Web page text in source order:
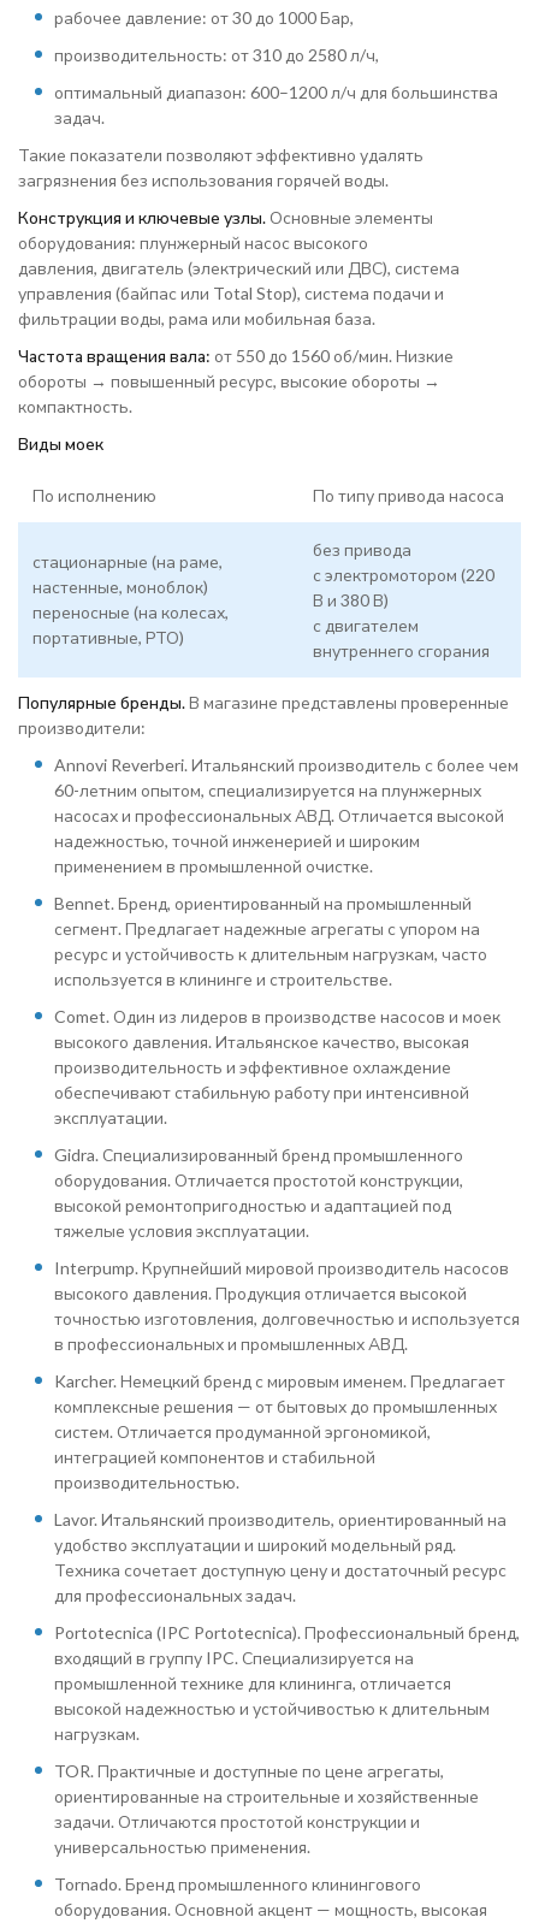
рабочее давление: от 30 до 1000 Бар,
производительность: от 310 до 2580 л/ч,
оптимальный диапазон: 600–1200 л/ч для большинства
задач.
Такие показатели позволяют эффективно удалять
загрязнения без использования горячей воды.
Конструкция и ключевые узлы. Основные элементы
оборудования: плунжерный насос высокого
давления, двигатель (электрический или ДВС), система
управления (байпас или Total Stop), система подачи и
фильтрации воды, рама или мобильная база.
Частота вращения вала: от 550 до 1560 об/мин. Низкие
обороты → повышенный ресурс, высокие обороты →
компактность.
Виды моек
По исполнению По типу привода насоса
стационарные (на раме,
настенные, моноблок)
переносные (на колесах,
портативные, РТО)
без привода
с электромотором (220
В и 380 В)
с двигателем
внутреннего сгорания
Популярные бренды.В магазине представлены проверенные
производители:
Annovi Reverberi. Итальянский производитель с более чем
60-летним опытом, специализируется на плунжерных
насосах и профессиональных АВД. Отличается высокой
надежностью, точной инженерией и широким
применением в промышленной очистке.
Bennet. Бренд, ориентированный на промышленный
сегмент. Предлагает надежные агрегаты с упором на
ресурс и устойчивость к длительным нагрузкам, часто
используется в клининге и строительстве.
Comet. Один из лидеров в производстве насосов и моек
высокого давления. Итальянское качество, высокая
производительность и эффективное охлаждение
обеспечивают стабильную работу при интенсивной
эксплуатации.
Gidra. Специализированный бренд промышленного
оборудования. Отличается простотой конструкции,
высокой ремонтопригодностью и адаптацией под
тяжелые условия эксплуатации.
Interpump. Крупнейший мировой производитель насосов
высокого давления. Продукция отличается высокой
точностью изготовления, долговечностью и используется
в профессиональных и промышленных АВД.
Karcher. Немецкий бренд с мировым именем. Предлагает
комплексные решения — от бытовых до промышленных
систем. Отличается продуманной эргономикой,
интеграцией компонентов и стабильной
производительностью.
Lavor. Итальянский производитель, ориентированный на
удобство эксплуатации и широкий модельный ряд.
Техника сочетает доступную цену и достаточный ресурс
для профессиональных задач.
Portotecnica (IPC Portotecnica). Профессиональный бренд,
входящий в группу IPC. Специализируется на
промышленной технике для клининга, отличается
высокой надежностью и устойчивостью к длительным
нагрузкам.
TOR. Практичные и доступные по цене агрегаты,
ориентированные на строительные и хозяйственные
задачи. Отличаются простотой конструкции и
универсальностью применения.
Tornado. Бренд промышленного клинингового
оборудования. Основной акцент — мощность, высокая